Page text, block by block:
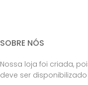
SOBRE NÓS
Nossa loja foi criada,
deve ser